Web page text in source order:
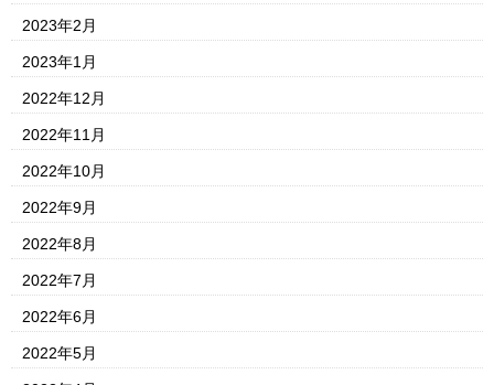
2023年2月
2023年1月
2022年12月
2022年11月
2022年10月
2022年9月
2022年8月
2022年7月
2022年6月
2022年5月